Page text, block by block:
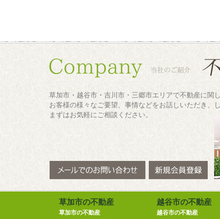
草加市・越谷市・吉川市・三郷市エリアで不動産に関
お客様の様々なご要望、事情などをお話しいただき、
まずはお気軽にご相談ください。
草加市の不動産
草加市の不動産
越谷市の不動産
越谷市の不動産